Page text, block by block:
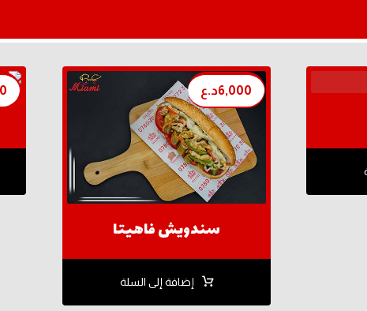
سندويش فاهيتا
6,000د.ع
إضافة إلى السلة